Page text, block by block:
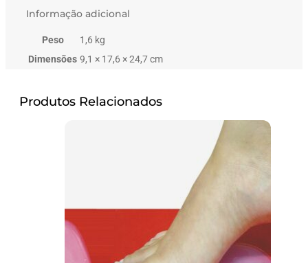
Informação adicional
Peso
1,6 kg
Dimensões 9,1 × 17,6 × 24,7 cm
Produtos Relacionados